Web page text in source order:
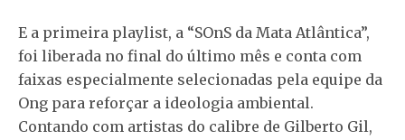
E a primeira playlist, a “SOnS da Mata Atlântica”,
foi liberada no final do último mês e conta com
faixas especialmente selecionadas pela equipe da
Ong para reforçar a ideologia ambiental.
Contando com artistas do calibre de Gilberto Gil,